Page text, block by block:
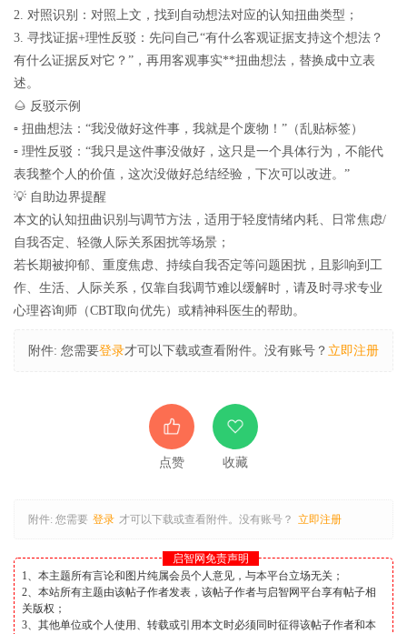
2. 对照识别：对照上文，找到自动想法对应的认知扭曲类型；
3. 寻找证据+理性反驳：先问自己“有什么客观证据支持这个想法？
有什么证据反对它？”，再用客观事实**扭曲想法，替换成中立表
述。
🌰 反驳示例
▫ 扭曲想法：“我没做好这件事，我就是个废物！”（乱贴标签）
▫ 理性反驳：“我只是这件事没做好，这只是一个具体行为，不能代
表我整个人的价值，这次没做好总结经验，下次可以改进。”
💡 自助边界提醒
本文的认知扭曲识别与调节方法，适用于轻度情绪内耗、日常焦虑/
自我否定、轻微人际关系困扰等场景；
若长期被抑郁、重度焦虑、持续自我否定等问题困扰，且影响到工
作、生活、人际关系，仅靠自我调节难以缓解时，请及时寻求专业
心理咨询师（CBT取向优先）或精神科医生的帮助。
附件: 您需要登录才可以下载或查看附件。没有账号？ 立即注册
点赞 收藏
附件: 您需要 登录 才可以下载或查看附件。没有账号？ 立即注册
启智网免责声明
1、本主题所有言论和图片纯属会员个人意见，与本平台立场无关；
2、本站所有主题由该帖子作者发表，该帖子作者与启智网平台享有帖子相
关版权；
3、其他单位或个人使用、转载或引用本文时必须同时征得该帖子作者和本